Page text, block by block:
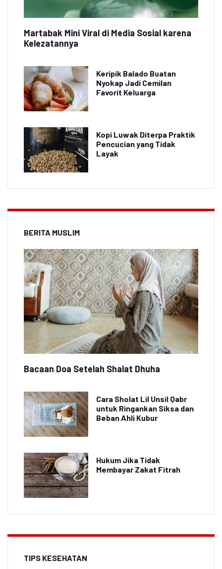
Martabak Mini Viral di Media Sosial karena
Kelezatannya
Keripik Balado Buatan
Nyokap Jadi Cemilan
Favorit Keluarga
Kopi Luwak Diterpa Praktik
Pencucian yang Tidak
Layak
BERITA MUSLIM
Bacaan Doa Setelah Shalat Dhuha
Cara Sholat Lil Unsil Qabr
untuk Ringankan Siksa dan
Beban Ahli Kubur
Hukum Jika Tidak
Membayar Zakat Fitrah
TIPS KESEHATAN